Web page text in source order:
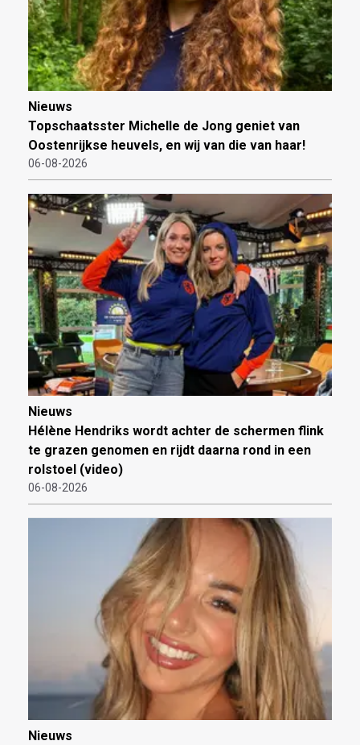
Nieuws
Topschaatsster Michelle de Jong geniet van
Oostenrijkse heuvels, en wij van die van haar!
06-08-2026
Nieuws
Hélène Hendriks wordt achter de schermen flink
te grazen genomen en rijdt daarna rond in een
rolstoel (video)
06-08-2026
Nieuws